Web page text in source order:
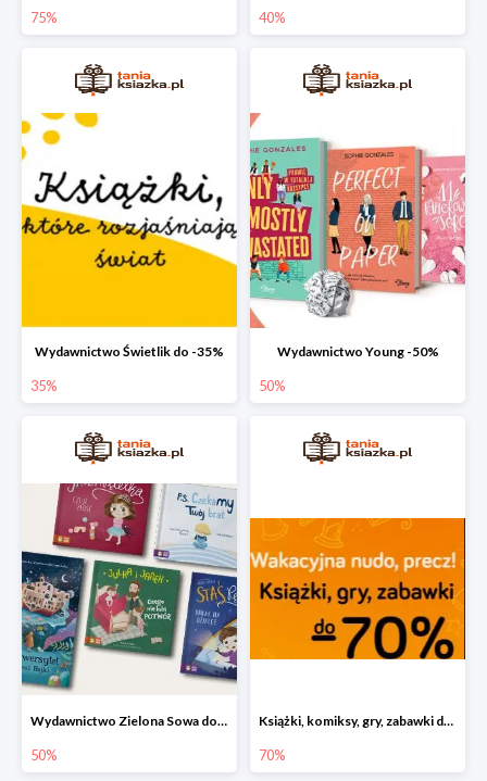
75% 40%
Wydawnictwo Świetlik do -35%
35%
Wydawnictwo Young -50%
50%
Wydawnictwo Zielona Sowa do -50%
50%
Książki, komiksy, gry, zabawki do -70%
70%